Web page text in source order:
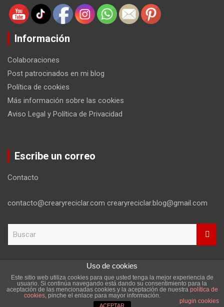
Información
Colaboraciones
Post patrocinados en mi blog
Política de cookies
Más información sobre las cookies
Aviso Legal y Política de Privacidad
Escribe un correo
Contacto
contacto@crearyreciclar.com crearyreciclar.blog@gmail.com
c
Copyright ©2026
Aviso Legal y Política de Privacidad
Tema por:Theme Horse Funciona gracias a:
Uso de cookies
Este sitio web utiliza cookies para que usted tenga la mejor experiencia de
usuario. Si continúa navegando está dando su consentimiento para la
aceptación de las mencionadas cookies y la aceptación de nuestra política de
cookies, pinche el enlace para mayor información.
plugin cookies
ACEPTAR